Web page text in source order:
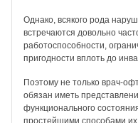
Однако, всякого рода
встречаются довольно
работоспособности,
пригодности вплоть до
Поэтому не только врач-
обязан иметь
функционального
простейшими способами